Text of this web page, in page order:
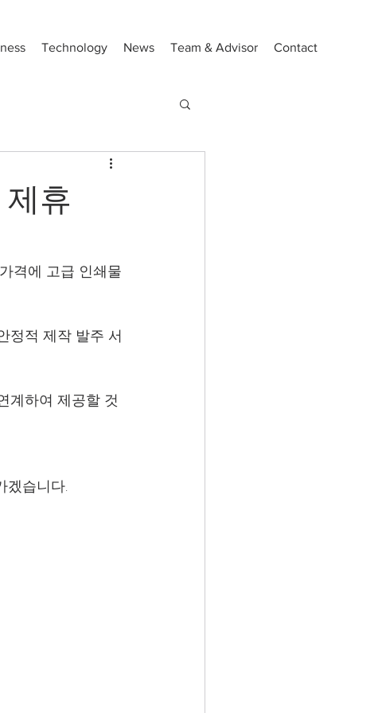
Technology News Team & Advisor Contact
휴
격에 고급 인쇄물
정적 제작 발주 서
계하여 제공할 것
겠습니다.